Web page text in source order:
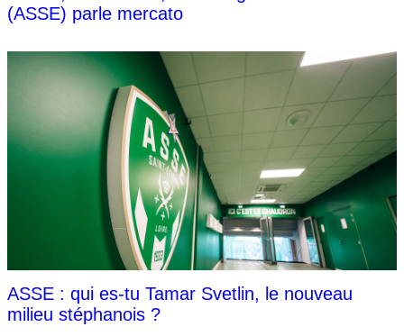
(ASSE) parle mercato
ASSE : qui es-tu Tamar Svetlin, le nouveau
milieu stéphanois ?